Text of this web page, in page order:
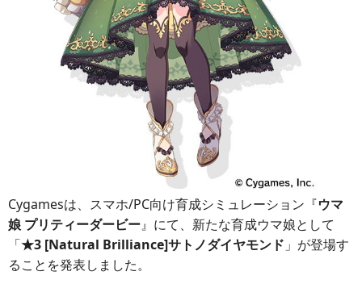
Cygamesは、スマホ/PC向け育成シミュレーション『ウマ
娘 プリティーダービー』にて、新たな育成ウマ娘として
「★3 [Natural Brilliance]サトノダイヤモンド 」が登場す
ることを発表しました。